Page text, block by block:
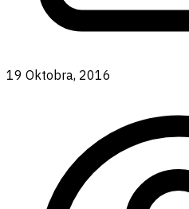
19 Oktobra, 2016